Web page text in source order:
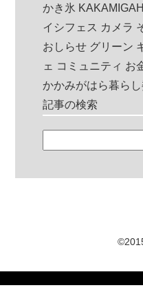
かき氷
イシフェス カメラ
おしらせ グリーン
ェ コミュニティ お
かかみがはら暮ら
記事の検索